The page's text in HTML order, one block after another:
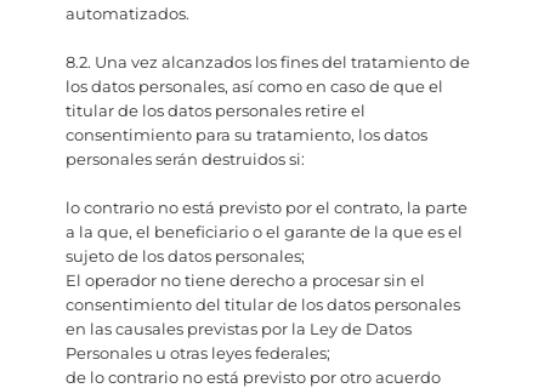
automatizados.
8.2. Una vez alcanzados los fines del tratamiento de
los datos personales, así como en caso de que el
titular de los datos personales retire el
consentimiento para su tratamiento, los datos
personales serán destruidos si:
lo contrario no está previsto por el contrato, la parte
a la que, el beneficiario o el garante de la que es el
sujeto de los datos personales;
El operador no tiene derecho a procesar sin el
consentimiento del titular de los datos personales
en las causales previstas por la Ley de Datos
Personales u otras leyes federales;
de lo contrario no está previsto por otro acuerdo